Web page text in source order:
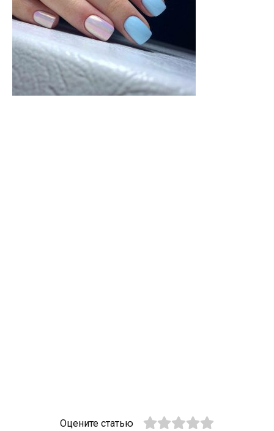
Оцените статью